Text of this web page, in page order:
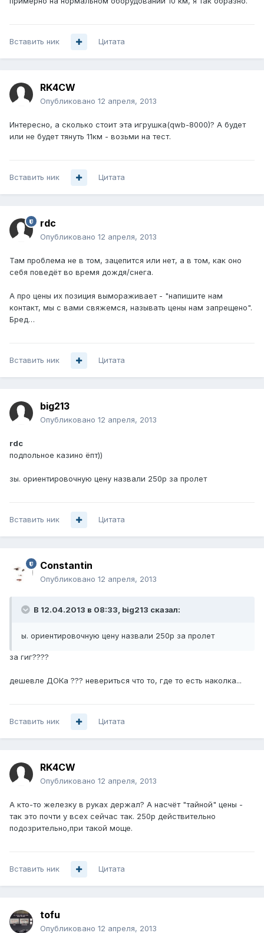
Вставить ник Цитата
RK4CW
Опубликовано 12 апреля, 2013
Интересно, а сколько стоит эта игрушка(qwb-8000)? А будет
или не будет тянуть 11км - возьми на тест.
Вставить ник Цитата
rdc
Опубликовано 12 апреля, 2013
Там проблема не в том, зацепится или нет, а в том, как оно
себя поведёт во время дождя/снега.
А про цены их позиция вымораживает - "напишите нам
контакт, мы с вами свяжемся, называть цены нам запрещено".
Бред…
Вставить ник Цитата
big213
Опубликовано 12 апреля, 2013
rdc
подпольное казино ёпт))
зы. ориентировочную цену назвали 250р за пролет
Вставить ник Цитата
Constantin
Опубликовано 12 апреля, 2013
В 12.04.2013 в 08:33, big213 сказал:
ы. ориентировочную цену назвали 250р за пролет
за гиг????
дешевле ДОКа ??? невериться что то, где то есть наколка...
Вставить ник Цитата
RK4CW
Опубликовано 12 апреля, 2013
А кто-то железку в руках держал? А насчёт "тайной" цены -
так это почти у всех сейчас так. 250р действительно
подозрительно,при такой моще.
Вставить ник Цитата
tofu
Опубликовано 12 апреля, 2013